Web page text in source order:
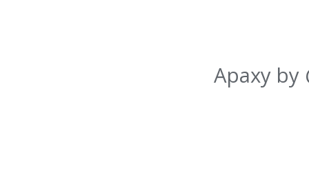
Apaxy by